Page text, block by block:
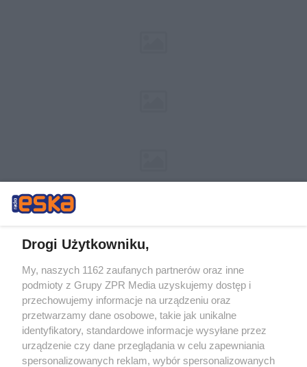
Żaden utwór zamieszczony w serwisie nie może być powielany i
rozpowszechniany lub dalej rozpowszechniany w jakikolwiek sposób (w
tym także elektroniczny lub mechaniczny) na jakimkolwiek polu
eksploatacji w jakiejkolwiek formie, włącznie z umieszczaniem w
Internecie bez pisemnej zgody właściciela praw. Jakiekolwiek użycie lub
wykorzystanie utworów w całości lub w części z naruszeniem prawa,
tzn. bez właściwej zgody, jest zabronione pod groźbą kary i może być
ścigane prawnie.
Drogi Użytkowniku,
My, naszych 1162 zaufanych partnerów oraz inne
podmioty z Grupy ZPR Media uzyskujemy dostęp i
przechowujemy informacje na urządzeniu oraz
przetwarzamy dane osobowe, takie jak unikalne
identyfikatory, standardowe informacje wysyłane przez
urządzenie czy dane przeglądania w celu zapewniania
spersonalizowanych reklam, wybór spersonalizowanych